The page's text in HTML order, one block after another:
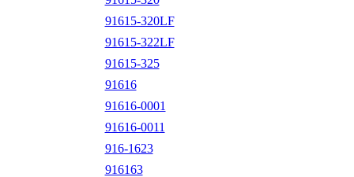
91615-320LF
91615-322LF
91615-325
91616
91616-0001
91616-0011
916-1623
916163